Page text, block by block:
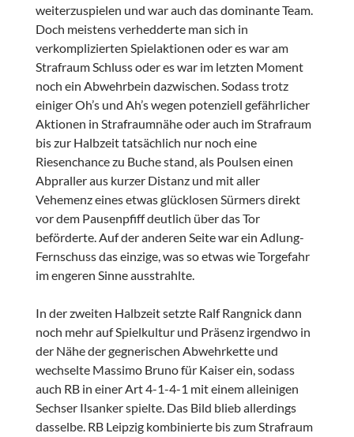
weiterzuspielen und war auch das dominante Team.
Doch meistens verhedderte man sich in
verkomplizierten Spielaktionen oder es war am
Strafraum Schluss oder es war im letzten Moment
noch ein Abwehrbein dazwischen. Sodass trotz
einiger Oh’s und Ah’s wegen potenziell gefährlicher
Aktionen in Strafraumnähe oder auch im Strafraum
bis zur Halbzeit tatsächlich nur noch eine
Riesenchance zu Buche stand, als Poulsen einen
Abpraller aus kurzer Distanz und mit aller
Vehemenz eines etwas glücklosen Sürmers direkt
vor dem Pausenpfiff deutlich über das Tor
beförderte. Auf der anderen Seite war ein Adlung-
Fernschuss das einzige, was so etwas wie Torgefahr
im engeren Sinne ausstrahlte.
In der zweiten Halbzeit setzte Ralf Rangnick dann
noch mehr auf Spielkultur und Präsenz irgendwo in
der Nähe der gegnerischen Abwehrkette und
wechselte Massimo Bruno für Kaiser ein, sodass
auch RB in einer Art 4-1-4-1 mit einem alleinigen
Sechser Ilsanker spielte. Das Bild blieb allerdings
dasselbe. RB Leipzig kombinierte bis zum Strafraum